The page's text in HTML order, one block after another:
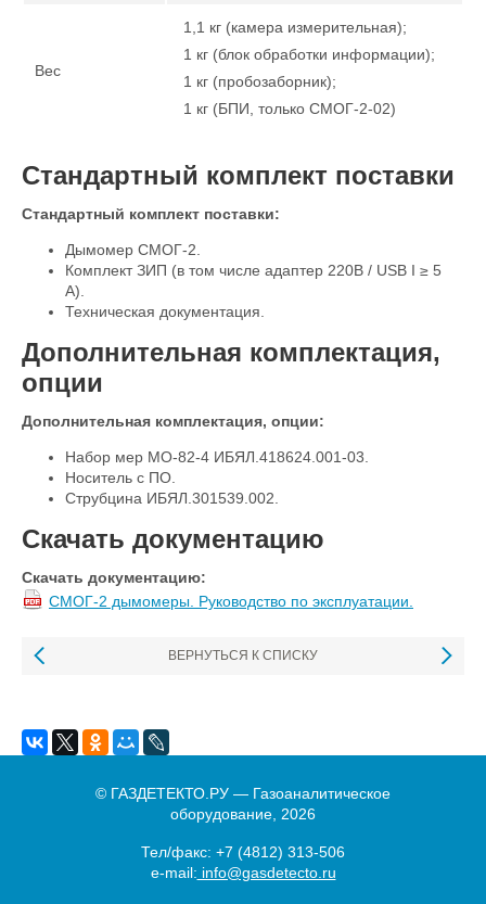
Вес
1,1 кг (камера измерительная);
1 кг (блок обработки информации);
1 кг (пробозаборник);
1 кг (БПИ, только СМОГ-2-02)
Стандартный комплект поставки
Стандартный комплект поставки:
Дымомер СМОГ-2.
Комплект ЗИП (в том числе адаптер 220В / USB I ≥ 5
А).
Техническая документация.
Дополнительная комплектация,
опции
Дополнительная комплектация, опции:
Набор мер МО-82-4 ИБЯЛ.418624.001-03.
Носитель с ПО.
Струбцина ИБЯЛ.301539.002.
Скачать документацию
Скачать документацию:
СМОГ-2 дымомеры. Руководство по эксплуатации.
ВЕРНУТЬСЯ К СПИСКУ
© ГАЗДЕТЕКТО.РУ — Газоаналитическое
оборудование, 2026
Тел/факс: +7 (4812) 313-506
e-mail: info@gasdetecto.ru